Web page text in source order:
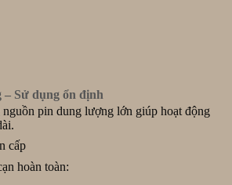
Sử dụng ổn định
pin dung lượng lớn giúp hoạt động
cấp
hoàn toàn: